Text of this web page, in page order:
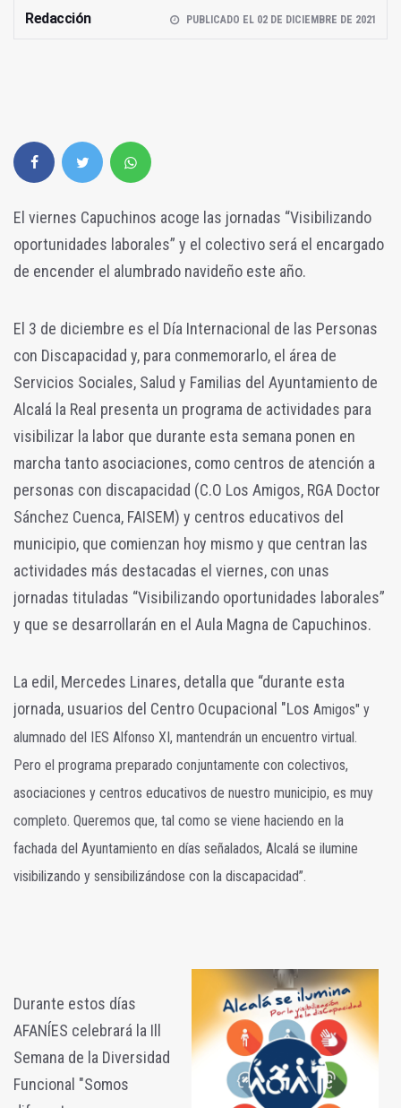
Redacción PUBLICADO EL 02 DE DICIEMBRE DE 2021
El viernes Capuchinos acoge las jornadas “Visibilizando
oportunidades laborales” y el colectivo será el encargado
de encender el alumbrado navideño este año.
El 3 de diciembre es el Día Internacional de las Personas
con Discapacidad y, para conmemorarlo, el área de
Servicios Sociales, Salud y Familias del Ayuntamiento de
Alcalá la Real presenta un programa de actividades para
visibilizar la labor que durante esta semana ponen en
marcha tanto asociaciones, como centros de atención a
personas con discapacidad (C.O Los Amigos, RGA Doctor
Sánchez Cuenca, FAISEM) y centros educativos del
municipio, que comienzan hoy mismo y que centran las
actividades más destacadas el viernes, con unas
jornadas tituladas “Visibilizando oportunidades laborales”
y que se desarrollarán en el Aula Magna de Capuchinos.
La edil, Mercedes Linares, detalla que “durante esta
jornada, usuarios del Centro Ocupacional "Los Amigos" y
alumnado del IES Alfonso XI, mantendrán un encuentro virtual.
Pero el programa preparado conjuntamente con colectivos,
asociaciones y centros educativos de nuestro municipio, es muy
completo. Queremos que, tal como se viene haciendo en la
fachada del Ayuntamiento en días señalados, Alcalá se ilumine
visibilizando y sensibilizándose con la discapacidad”.
Durante estos días
AFANÍES celebrará la Ill
Semana de la Diversidad
Funcional "Somos